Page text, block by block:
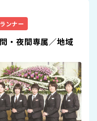
ンナー
・夜間専属／地域